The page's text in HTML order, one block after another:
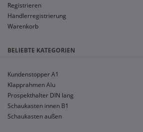
Registrieren
Händlerregistrierung
Warenkorb
BELIEBTE KATEGORIEN
Kundenstopper A1
Klapprahmen Alu
Prospekthalter DIN lang
Schaukasten innen B1
Schaukasten außen